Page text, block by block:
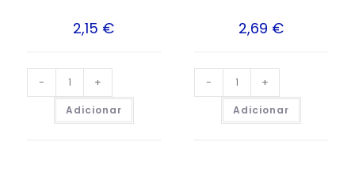
2,15 €
- +
Adicionar
2,69 €
- +
Adicionar